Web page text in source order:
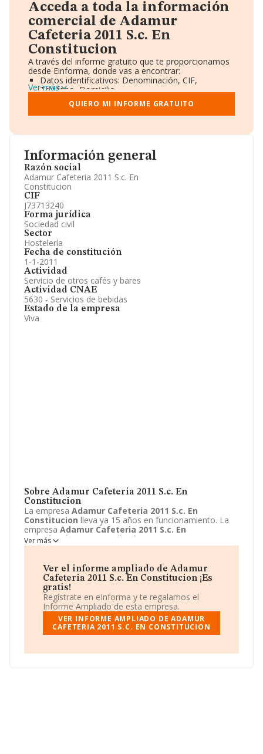
Información general
Razón social
Adamur Cafeteria 2011 S.c. En
Constitucion
CIF
J73713240
Forma jurídica
Sociedad civil
Sector
Hostelería
Fecha de constitución
1-1-2011
Actividad
Servicio de otros cafés y bares
Actividad CNAE
5630 - Servicios de bebidas
Estado de la empresa
Viva
Sobre Adamur Cafeteria 2011 S.c. En
Constitucion
La empresa Adamur Cafeteria 2011 S.c. En
Constitucion lleva ya 15 años en funcionamiento. La
empresa Adamur Cafeteria 2011 S.c. En
Constitucion
sita en Calle Alguazas, 3, Murcia, Murcia.
La actividad CNAE de esta compañía es 5630 - Servicios
Constitucionse registra como Sociedad civil.
Ver más
Ver el informe ampliado de Adamur
Cafeteria 2011 S.c. En Constitucion ¡Es
gratis!
Regístrate en eInforma y te regalamos el
Informe Ampliado de esta empresa.
VER INFORME AMPLIADO DE ADAMUR
CAFETERIA 2011 S.C. EN CONSTITUCION
Acceda a toda la información
comercial de Adamur
Cafeteria 2011 S.c. En
Constitucion
A través del informe gratuito que te proporcionamos
desde Einforma, donde vas a encontrar:
Datos identificativos: Denominación, CIF,
Teléfono, Domicilio.
Informe Mercantil Completo (BORME).
Gráficos de Evolución Ventas y Empleados.
Consejo de Administración y Administradores.
Accionistas.
Artículos de prensa publicados sobre la empresa.
Información oficial y registral complementaria.
Ver más
QUIERO MI INFORME GRATUITO